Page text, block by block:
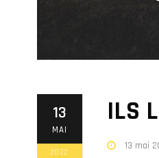
13
MAI
2022
ILS
13 mai